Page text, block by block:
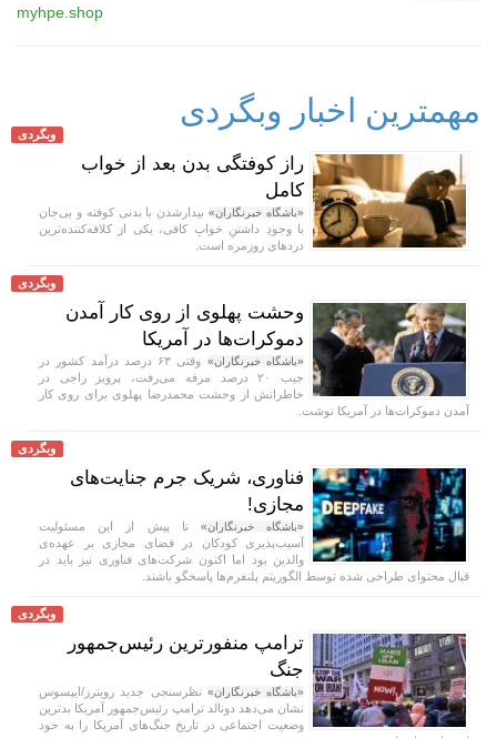
myhpe.shop
مهمترین اخبار وبگردی
وبگردی
راز کوفتگی بدن بعد از خواب
کامل
«باشگاه خبرنگاران»بیدارشدن با بدنی کوفته و بی‌جان
با وجودِ داشتنِ خوابِ کافی، یکی از کلافه‌کننده‌ترین
دردهای روزمره است.
وبگردی
وحشت پهلوی از روی کار آمدن
دموکرات‌ها در آمریکا
«باشگاه خبرنگاران»
وقتی ۶۳ درصد درآمد کشور در
جیب ۲۰ درصد مرفه می‌رفت، پرویز راجی در
خاطراتش از وحشت محمدرضا پهلوی برای روی کار
آمدن دموکرات‌ها در آمریکا نوشت.
وبگردی
فناوری، شریک جرم جنایت‌های
مجازی!
«باشگاه خبرنگاران» تا پیش از این مسئولیت
آسیب‌پذیری کودکان در فضای مجازی بر عهده‌ی
والدین بود اما اکنون شرکت‌های فناوری نیز باید در
قبال محتوای طراحی شده توسط الگوریتم‌ پلتفرم‌ها پاسخگو باشند.
وبگردی
ترامپ منفورترین رئیس‌جمهور
جنگ
«باشگاه خبرنگاران» نظرسنجی جدید رویترز/ایپسوس
نشان می‌دهد دونالد ترامپ رئیس‌جمهور آمریکا بدترین
وضعیت اجتماعی در تاریخ جنگ‌های آمریکا را به خود